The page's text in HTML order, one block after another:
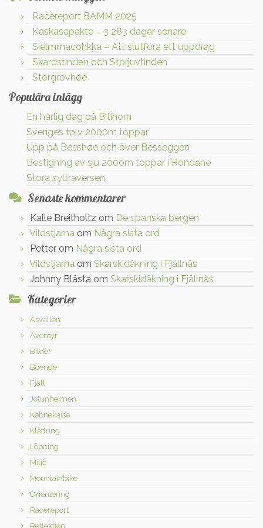
Racereport BAMM 2025
Kaskasapakte – 3 283 dagar senare
Sielmmacohkka – Att slutföra ett uppdrag
Skardstinden och Storjuvtinden
Storgrovhøe
Populära inlägg
En härlig dag på Bitihorn
Sveriges tolv 2000m toppar
Upp på Besshøe och över Besseggen
Bestigning av sju 2000m toppar i Rondane
Stora syltraversen
Senaste kommentarer
Kalle Breitholtz om De spanska bergen
Vildstjarna om Några sista ord
Petter om Några sista ord
Vildstjarna om Skarskidåkning i Fjällnäs
Johnny Blästa om Skarskidåkning i Fjällnäs
Kategorier
Åsvallen
Äventyr
Bilder
Boende
Fjäll
Jotunheimen
Kebnekaise
Klättring
Löpning
Miljö
Mountainbike
Orientering
Racereport
Reflektion